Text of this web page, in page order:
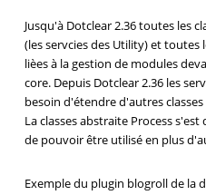
Jusqu'à Dotclear 2.36 toutes les
(les servcies des Utility) et toutes
lièes à la gestion de modules
core. Depuis Dotclear 2.36 les
besoin d'étendre d'autres
La classes abstraite Process
de pouvoir être utilisé en plus
Exemple du plugin blogroll de la